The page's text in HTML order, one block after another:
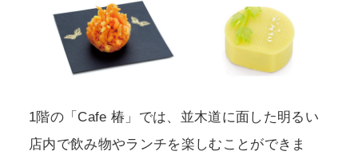
1階の「Cafe 椿」では、並木道に面した明るい
店内で飲み物やランチを楽しむことができま